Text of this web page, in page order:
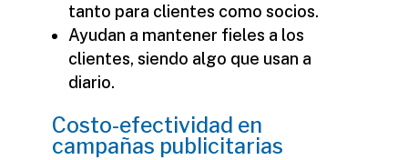
tanto para clientes como socios.
Ayudan a mantener fieles a los
clientes, siendo algo que usan a
diario.
Costo-efectividad en
campañas publicitarias